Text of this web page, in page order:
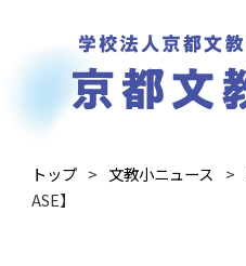
トップ 文教小ニュース
ASE】